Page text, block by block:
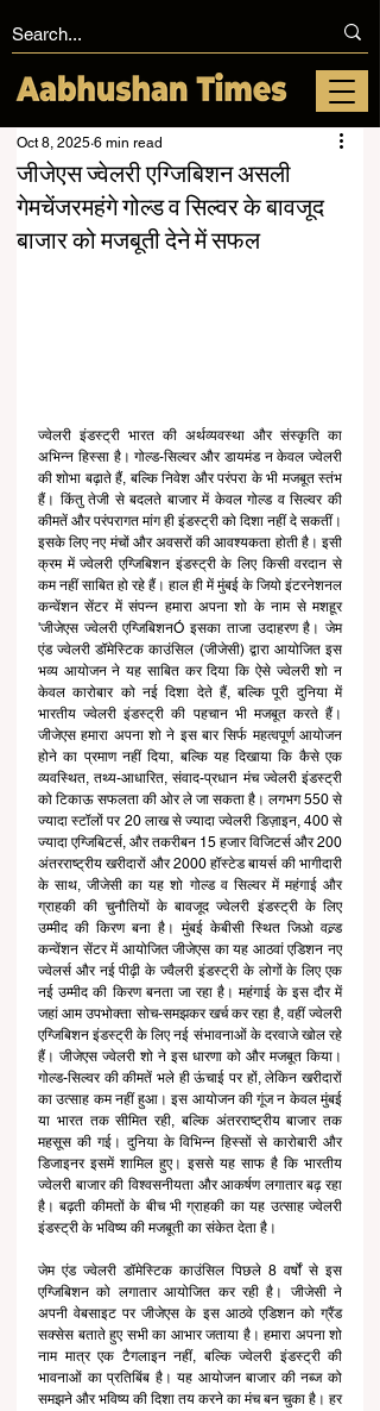
जीजेएस ज्वेलरी एग्जिबिशन असली
गेमचेंजरमहंगे गोल्ड व सिल्वर के बावजूद
बाजार को मजबूती देने में सफल
Oct 8, 2025 6 min read
ज्वेलरी इंडस्ट्री भारत की अर्थव्यवस्था और संस्कृति का
अभिन्न हिस्सा है। गोल्ड-सिल्वर और डायमंड न केवल ज्वेलरी
की शोभा बढ़ाते हैं, बल्कि निवेश और परंपरा के भी मजबूत स्तंभ
हैं। किंतु तेजी से बदलते बाजार में केवल गोल्ड व सिल्वर की
कीमतें और परंपरागत मांग ही इंडस्ट्री को दिशा नहीं दे सकतीं।
इसके लिए नए मंचों और अवसरों की आवश्यकता होती है। इसी
क्रम में ज्वेलरी एग्जिबिशन इंडस्ट्री के लिए किसी वरदान से
कम नहीं साबित हो रहे हैं। हाल ही में मुंबई के जियो इंटरनेशनल
कन्वेंशन सेंटर में संपन्न हमारा अपना शो के नाम से मशहूर
'जीजेएस ज्वेलरी एग्जिबिशनÓ इसका ताजा उदाहरण है। जेम
एंड ज्वेलरी डॉमेस्टिक काउंसिल (जीजेसी) द्वारा आयोजित इस
भव्य आयोजन ने यह साबित कर दिया कि ऐसे ज्वेलरी शो न
केवल कारोबार को नई दिशा देते हैं, बल्कि पूरी दुनिया में
भारतीय ज्वेलरी इंडस्ट्री की पहचान भी मजबूत करते हैं।
जीजेएस हमारा अपना शो ने इस बार सिर्फ महत्वपूर्ण आयोजन
होने का प्रमाण नहीं दिया, बल्कि यह दिखाया कि कैसे एक
व्यवस्थित, तथ्य-आधारित, संवाद-प्रधान मंच ज्वेलरी इंडस्ट्री
को टिकाऊ सफलता की ओर ले जा सकता है। लगभग 550 से
ज्यादा स्टॉलों पर 20 लाख से ज्यादा ज्वेलरी डिज़ाइन, 400 से
ज्यादा एग्जिबिटर्स, और तकरीबन 15 हजार विजिटर्स और 200
अंतरराष्ट्रीय खरीदारों और 2000 हॉस्टेड बायर्स की भागीदारी
के साथ, जीजेसी का यह शो गोल्ड व सिल्वर में महंगाई और
ग्राहकी की चुनौतियों के बावजूद ज्वेलरी इंडस्ट्री के लिए
उम्मीद की किरण बना है। मुंबई केबीसी स्थित जिओ वल्र्ड
कन्वेंशन सेंटर में आयोजित जीजेएस का यह आठवां एडिशन नए
ज्वेलर्स और नई पीढ़ी के ज्वैलरी इंडस्ट्री के लोगों के लिए एक
नई उम्मीद की किरण बनता जा रहा है। महंगाई के इस दौर में
जहां आम उपभोक्ता सोच-समझकर खर्च कर रहा है, वहीं ज्वेलरी
एग्जिबिशन इंडस्ट्री के लिए नई संभावनाओं के दरवाजे खोल रहे
हैं। जीजेएस ज्वेलरी शो ने इस धारणा को और मजबूत किया।
गोल्ड-सिल्वर की कीमतें भले ही ऊंचाई पर हों, लेकिन खरीदारों
का उत्साह कम नहीं हुआ। इस आयोजन की गूंज न केवल मुंबई
या भारत तक सीमित रही, बल्कि अंतरराष्ट्रीय बाजार तक
महसूस की गई। दुनिया के विभिन्न हिस्सों से कारोबारी और
डिजाइनर इसमें शामिल हुए। इससे यह साफ है कि भारतीय
ज्वेलरी बाजार की विश्वसनीयता और आकर्षण लगातार बढ़ रहा
है। बढ़ती कीमतों के बीच भी ग्राहकी का यह उत्साह ज्वेलरी
इंडस्ट्री के भविष्य की मजबूती का संकेत देता है।
जेम एंड ज्वेलरी डॉमेस्टिक काउंसिल पिछले 8 वर्षों से इस
एग्जिबिशन को लगातार आयोजित कर रही है। जीजेसी ने
अपनी वेबसाइट पर जीजेएस के इस आठवे एडिशन को ग्रैंड
सक्सेस बताते हुए सभी का आभार जताया है। हमारा अपना शो
नाम मात्र एक टैगलाइन नहीं, बल्कि ज्वेलरी इंडस्ट्री की
भावनाओं का प्रतिबिंब है। यह आयोजन बाजार की नब्ज को
समझने और भविष्य की दिशा तय करने का मंच बन चुका है। हर